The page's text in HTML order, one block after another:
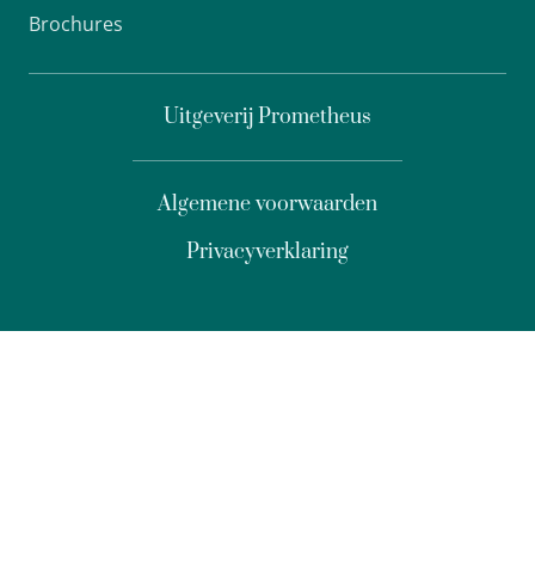
Brochures
Uitgeverij Prometheus
Privacyverklaring
Algemene voorwaarden